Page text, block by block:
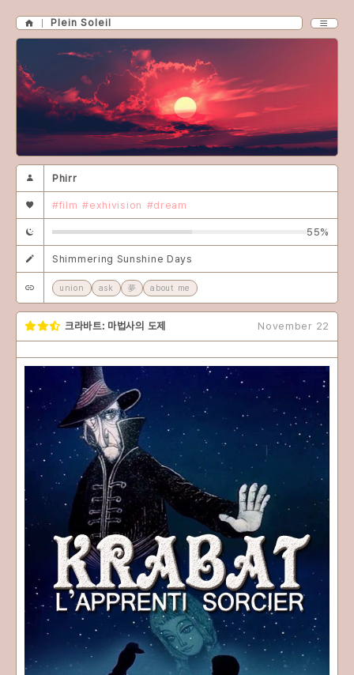
Plein Soleil
Phirr
#film #exhivision #dream
55%
Shimmering Sunshine Days
union ask 夢 about me
크라바트: 마법사의 도제 November 22